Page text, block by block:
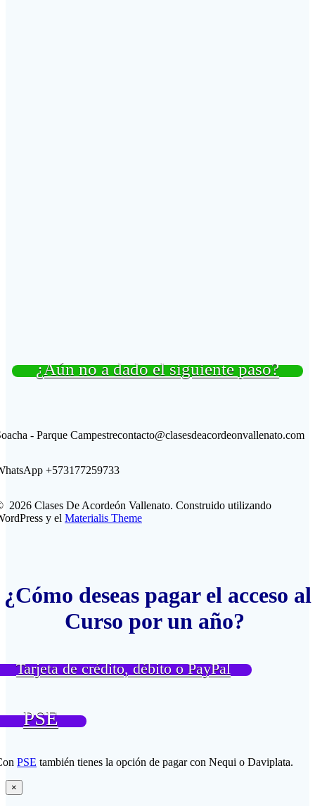
¿Aún no a dado el siguiente paso?
- Parque Campestrecontacto@clasesdeacordeonvallenato.com
+573177259733
2026 Clases De Acordeón Vallenato. Construido utilizando
y el Materialis Theme
¿Cómo deseas pagar el acceso al
Curso por un año?
Tarjeta de crédito, débito o PayPal
PSE
PSE también tienes la opción de pagar con Nequi o Daviplata.
×